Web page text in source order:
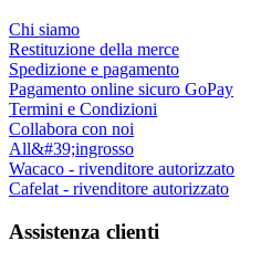
Chi siamo
Restituzione della merce
Spedizione e pagamento
Pagamento online sicuro GoPay
Termini e Condizioni
Collabora con noi
All&#39;ingrosso
Wacaco - rivenditore autorizzato
Cafelat - rivenditore autorizzato
Assistenza clienti